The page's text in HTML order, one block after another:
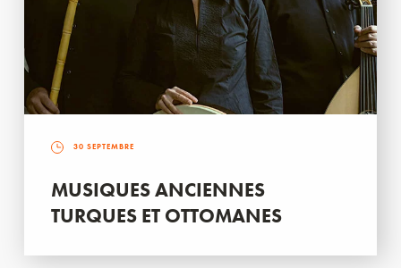
30 SEPTEMBRE
MUSIQUES ANCIENNES
TURQUES ET OTTOMANES